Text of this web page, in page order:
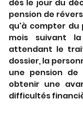
dès le jour du
pension de
qu'à compter du
mois suivant
attendant le
dossier, la
une pension de
obtenir une
difficultés